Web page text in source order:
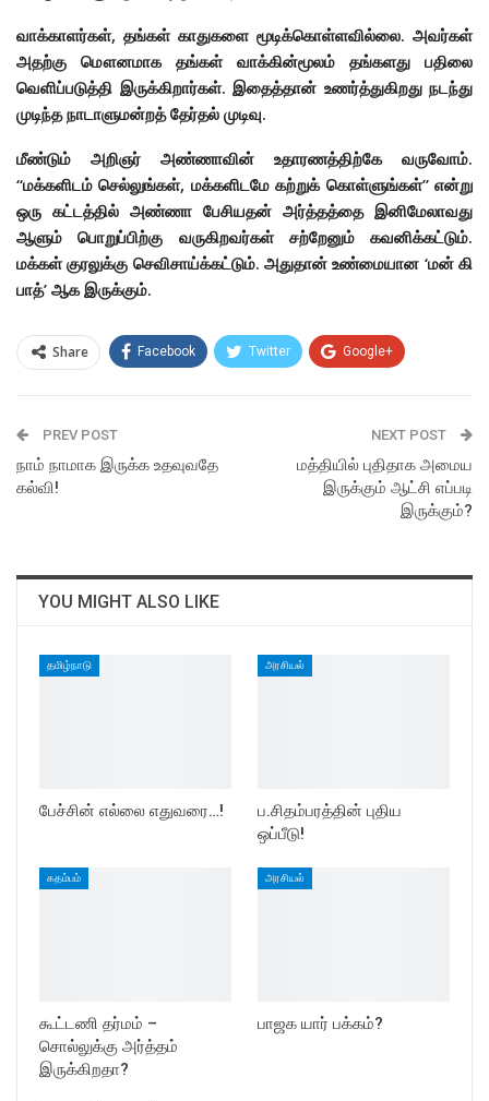
வாக்காளர்கள், தங்கள் காதுகளை மூடிக்கொள்ளவில்லை. அவர்கள்
அதற்கு மௌனமாக தங்கள் வாக்கின்மூலம் தங்களது பதிலை
வெளிப்படுத்தி இருக்கிறார்கள். இதைத்தான் உணர்த்துகிறது நடந்து
முடிந்த நாடாளுமன்றத் தேர்தல் முடிவு.
மீண்டும் அறிஞர் அண்ணாவின் உதாரணத்திற்கே வருவோம்.
“மக்களிடம் செல்லுங்கள், மக்களிடமே கற்றுக் கொள்ளுங்கள்” என்று
ஒரு கட்டத்தில் அண்ணா பேசியதன் அர்த்தத்தை இனிமேலாவது
ஆளும் பொறுப்பிற்கு வருகிறவர்கள் சற்றேனும் கவனிக்கட்டும்.
மக்கள் குரலுக்கு செவிசாய்க்கட்டும். அதுதான் உண்மையான ‘மன் கி
பாத்’ ஆக இருக்கும்.
Share Facebook Twitter Google+
Email
PREV POST
நாம் நாமாக இருக்க உதவுவதே
கல்வி!
NEXT POST
மத்தியில் புதிதாக அமைய
இருக்கும் ஆட்சி எப்படி
இருக்கும்?
YOU MIGHT ALSO LIKE
தமிழ்நாடு
பேச்சின் எல்லை எதுவரை…!
அரசியல்
ப.சிதம்பரத்தின் புதிய
ஒப்பீடு!
கதம்பம்
கூட்டணி தர்மம் –
சொல்லுக்கு அர்த்தம்
இருக்கிறதா?
அரசியல்
பாஜக யார் பக்கம்?